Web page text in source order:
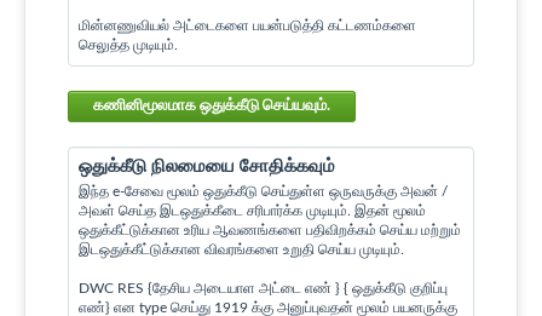
மின்னணுவியல் அட்டைகளை பயன்படுத்தி கட்டணம்களை
செலுத்த முடியும்.
கணினிமூலமாக ஒதுக்கீடு செய்யவும்.
ஒதுக்கீடு நிலமையை சோதிக்கவும்
இந்த e-சேவை மூலம் ஒதுக்கீடு செய்துள்ள ஒருவருக்கு அவன் /
அவள் செய்த இடஒதுக்கீடை சரிபார்க்க முடியும். இதன் மூலம்
ஒதுக்கீட்டுக்கான உரிய ஆவணங்களை பதிவிறக்கம் செய்ய மற்றும்
இடஒதுக்கீட்டுக்கான விவரங்களை உறுதி செய்ய முடியும்.
DWC RES {தேசிய அடையாள அட்டை எண் } { ஒதுக்கீடு குறிப்பு
எண்} என type செய்து 1919 க்கு அனுப்புவதன் மூலம் பயனருக்கு